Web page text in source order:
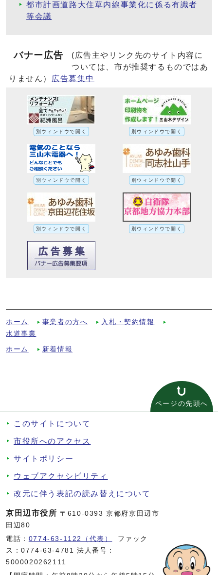
都市計画道路大住草内線事業化に係る有識者
等会議
バナー広告
(広告主やリンク先のサイト内容に
ついては、市が推奨するものではあ
りません）
広告募集中
別ウィンドウで開く 別ウィンドウで開く
別ウィンドウで開く 別ウィンドウで開く
別ウィンドウで開く 別ウィンドウで開く
ホーム 事業者の方へ
入札・契約情報
水道事業
ホーム 新着情報
ページの先頭へ
このサイトについて
市役所へのアクセス
サイトポリシー
ウェブアクセシビリティ
改元に伴う表記の読み替えについて
京田辺市役所 〒610-0393 京都府京田辺市
田辺80
電話： 0774-63-1122（代表）
ファック
ス：0774-63-4781 法人番号：
5000020262111